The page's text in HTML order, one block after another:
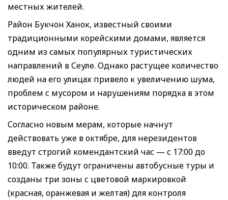
местных жителей.
Район Букчон Ханок, известный своими
традиционными корейскими домами, является
одним из самых популярных туристических
направлений в Сеуле. Однако растущее количество
людей на его улицах привело к увеличению шума,
проблем с мусором и нарушениям порядка в этом
историческом районе.
Согласно новым мерам, которые начнут
действовать уже в октябре, для нерезидентов
введут строгий комендантский час — с 17:00 до
10:00. Также будут ограничены автобусные туры и
созданы три зоны с цветовой маркировкой
(красная, оранжевая и желтая) для контроля